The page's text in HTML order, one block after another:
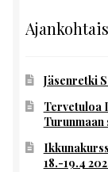
Jäsenretki
Tervetuloa
18.-19.4